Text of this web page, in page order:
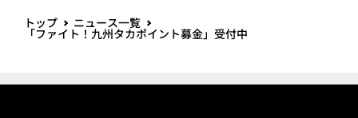
トップ ニュース一覧
「ファイト！九州タカポイント募金」受付中